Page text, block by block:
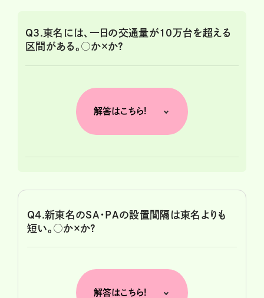
Q3.東名には、一日の交通量が10万台を超える
区間がある。○か×か?
解答はこちら!
Q4.新東名のSA・PAの設置間隔は東名よりも
短い。○か×か?
解答はこちら!